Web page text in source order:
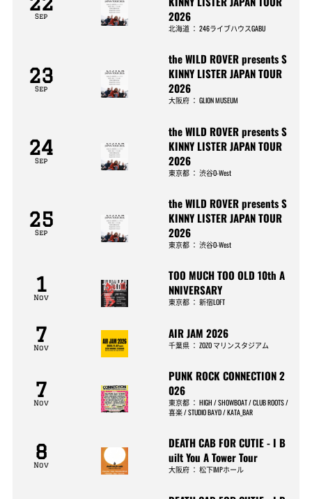
Sep
2026
北海道 ：246ライブハウスGABU
23
Sep
the WILD ROVER presents S
KINNY LISTER JAPAN TOUR
2026
大阪府 ：GLION MUSEUM
24
Sep
the WILD ROVER presents S
KINNY LISTER JAPAN TOUR
2026
東京都 ：渋谷O-West
25
Sep
the WILD ROVER presents S
KINNY LISTER JAPAN TOUR
2026
東京都 ：渋谷O-West
1
Nov
TOO MUCH TOO OLD 10th A
NNIVERSARY
東京都 ：新宿LOFT
7
Nov
AIR JAM 2026
千葉県 ：ZOZO マリンスタジアム
7
Nov
PUNK ROCK CONNECTION 2
026
東京都 ：HIGH / SHOWBOAT / CLUB ROOTS /
喜楽 / STUDIO BAYD / KATA_BAR
8
Nov
DEATH CAB FOR CUTIE - I B
uilt You A Tower Tour
大阪府 ：松下IMPホール